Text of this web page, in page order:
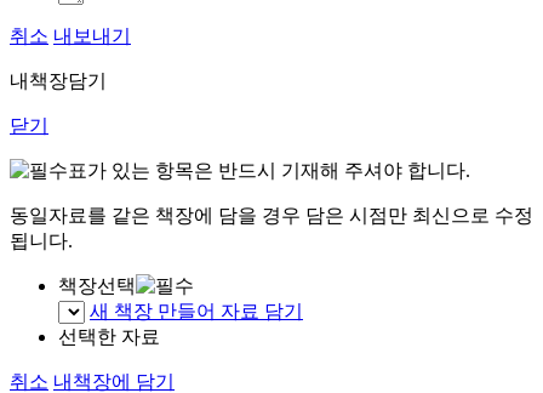
취소 내보내기
내책장담기
닫기
표가 있는 항목은 반드시 기재해 주셔야 합니다.
동일자료를 같은 책장에 담을 경우 담은 시점만 최신으로 수정
됩니다.
책장선택
새 책장 만들어 자료 담기
선택한 자료
취소 내책장에 담기